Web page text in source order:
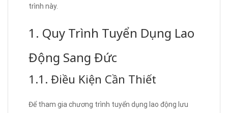
trình này.
1. Quy Trình Tuyển Dụng Lao
Động Sang Đức
1.1. Điều Kiện Cần Thiết
Để tham gia chương trình tuyển dụng lao động lưu